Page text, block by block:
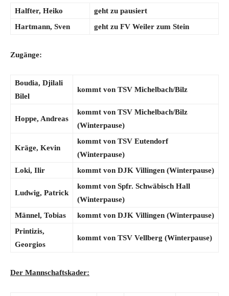
Halfter, Heiko geht zu pausiert
Hartmann, Sven
geht zu FV Weiler zum Stein
Zugänge:
Boudia, Djilali
Bilel
kommt von TSV Michelbach/Bilz
Hoppe, Andreas
kommt von TSV Michelbach/Bilz
(Winterpause)
Kräge, Kevin
kommt von TSV Eutendorf
(Winterpause)
Loki, Ilir
kommt von DJK Villingen (Winterpause)
Ludwig, Patrick
kommt von Spfr. Schwäbisch Hall
(Winterpause)
Männel, Tobias
kommt von DJK Villingen (Winterpause)
Printizis,
Georgios
kommt von TSV Vellberg (Winterpause)
Der Mannschaftskader: